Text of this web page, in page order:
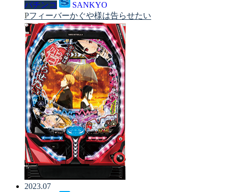
パチンコ
SANKYO
Pフィーバーかぐや様は告らせたい
2023.07